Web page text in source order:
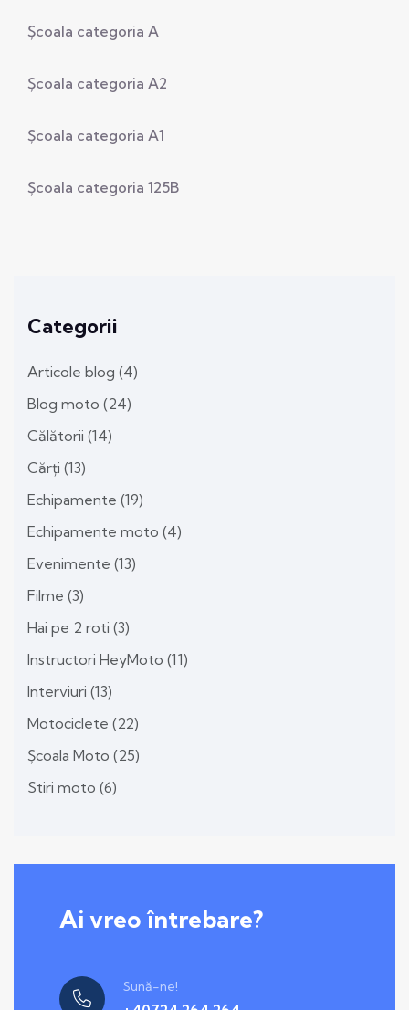
Școala categoria A
Școala categoria A2
Școala categoria A1
Școala categoria 125B
Categorii
Articole blog (4)
Blog moto (24)
Călătorii (14)
Cărți (13)
Echipamente (19)
Echipamente moto (4)
Evenimente (13)
Filme (3)
Hai pe 2 roti (3)
Instructori HeyMoto (11)
Interviuri (13)
Motociclete (22)
Școala Moto (25)
Stiri moto (6)
Ai vreo întrebare?
Sună-ne!